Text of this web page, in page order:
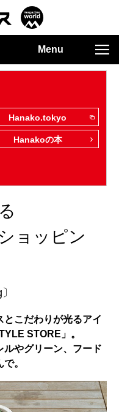
Menu
Hanako.tokyo
Hanakoの本
ョッピン
とこだわりが光るアイ
STORE」。
ルやグリーン、フード
。